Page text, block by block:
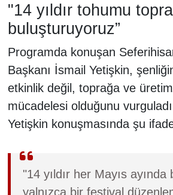
"14 yıldır tohumu
buluşturuyoruz”
Programda konuşan
Başkanı İsmail Yetişkin,
etkinlik değil, toprağa ve
mücadelesi olduğunu
Yetişkin konuşmasında şu
"14 yıldır her Mayıs ayında
yalnızca bir festival